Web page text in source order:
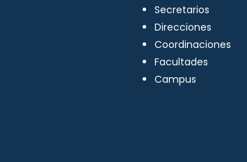
Secretarios
Direcciones
Coordinaciones
Facultades
Campus